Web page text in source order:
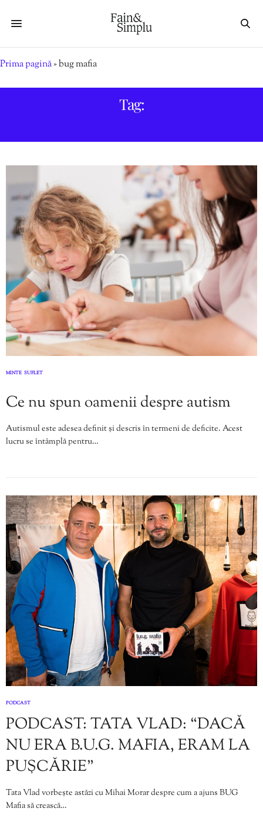
Prima pagină»bug mafia
Tag:
MINTE SUFLET
Ce nu spun oamenii despre autism
Autismul este adesea definit și descris în termeni de deficite. Acest
lucru se întâmplă pentru…
PODCAST
PODCAST: TATA VLAD: “DACĂ
NU ERA B.U.G. MAFIA, ERAM LA
PUȘCĂRIE”
Tata Vlad vorbește astăzi cu Mihai Morar despre cum a ajuns BUG
Mafia să crească…